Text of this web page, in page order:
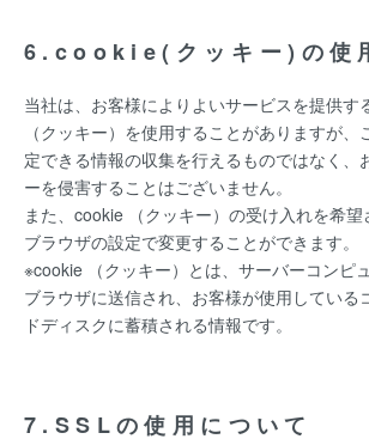
6.cookie(クッキー)の使
当社は、お客様によりよいサービスを提供す
（クッキー）を使用することがありますが
定できる情報の収集を行えるものではなく、
ーを侵害することはございません。
また、cookie （クッキー）の受け入れを希望
ブラウザの設定で変更することができます。
※cookie （クッキー）とは、サーバーコンピ
ブラウザに送信され、お客様が使用している
ドディスクに蓄積される情報です。
7.SSLの使用について